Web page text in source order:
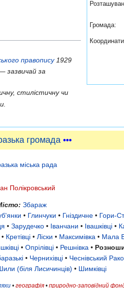
Громада:
правопису1929
зазвичай за
стилістичну чи
громада•••
міська рада
Полікровський
Збараж
• Глинчуки • Гніздичне • Гори-
• Зарудечко• Іванчани • Івашківці•
• Кретівці • Ліски • Максимівка • Мала
• Опрілівці• Решнівка •
• Чернихівці • Чеснівський
(біля Лисичинців) • Шимківці
• географія• природно-заповідний